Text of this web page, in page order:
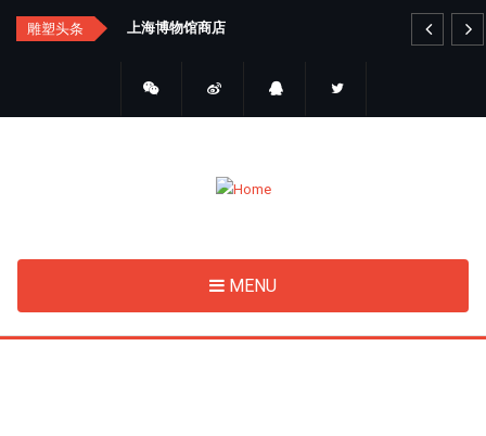
Skip
雕塑头条 上海博物馆商店
MENU